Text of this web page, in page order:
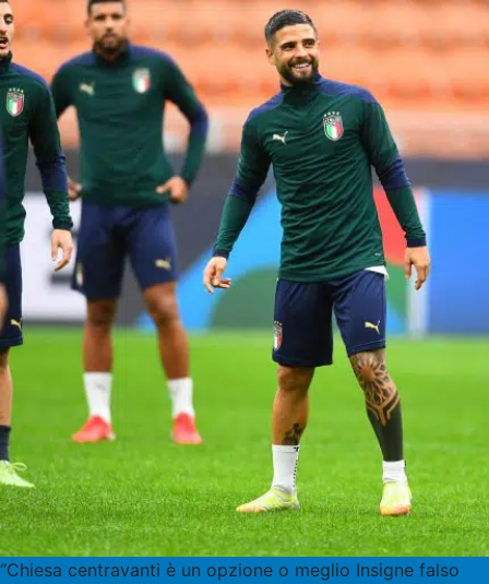
“Chiesa centravanti è un opzione o meglio Insigne falso